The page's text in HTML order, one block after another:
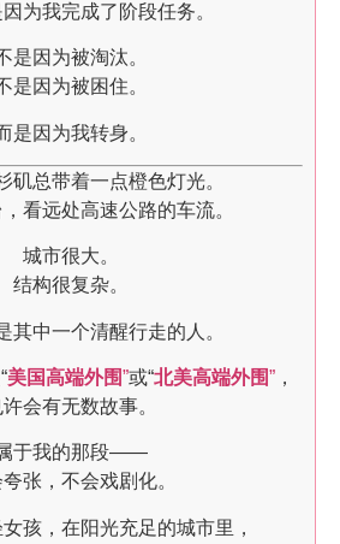
为我完成了阶段任务。
是因为被淘汰。
是因为被困住。
是因为我转身。
矶总带着一点橙色灯光。
看远处高速公路的车流。
城市很大。
结构很复杂。
其中一个清醒行走的人。
美国高端外围”或“北美高端外围” ，
会有无数故事。
于我的那段——
张，不会戏剧化。
孩，在阳光充足的城市里，